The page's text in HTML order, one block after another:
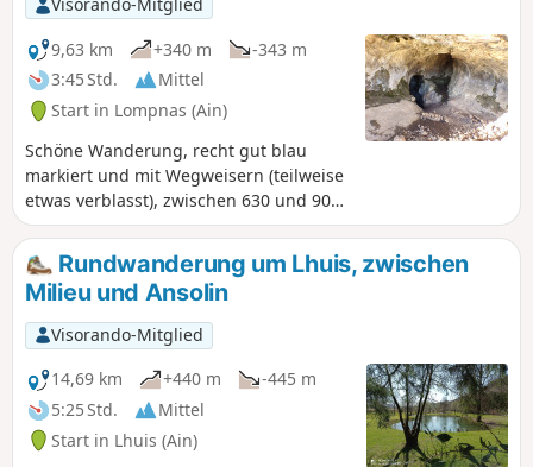
haben. Die Strecke ist größtenteils schattig
oder überdacht und daher ideal bei heißem
Wetter.
Visorando-Mitglied
9,63 km
+340 m
-343 m
3:45 Std.
Mittel
Start in Lompnas (Ain)
Schöne Wanderung, recht gut blau
markiert und mit Wegweisern (teilweise
etwas verblasst), zwischen 630 und 900
m Höhe, leicht, meist auf guten,
schattigen Wegen, bei klarem Wetter
Aussicht auf die schneebedeckten Alpen
und die Dörfer Marchand und Cerin. Für
Blumenliebhaber gibt es zwischen Mai
und Juli Martagon-Lilien, Orchideen,
Schneeglöckchen und Erythronium. Und
wer die Kühle liebt, kann bis zur Grotte
de la Jaquette in der Nähe des Weges
gehen.
Rundwanderung um Lhuis, zwischen
Milieu und Ansolin
Visorando-Mitglied
14,69 km
+440 m
-445 m
5:25 Std.
Mittel
Start in Lhuis (Ain)